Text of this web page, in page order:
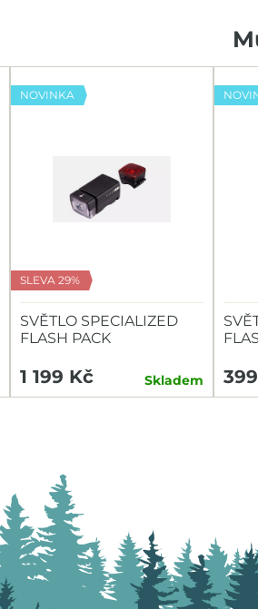
NOVINKA
SLEVA 29%
SVĚTLO SPECIALIZED
FLASH PACK
1 199 Kč Skladem